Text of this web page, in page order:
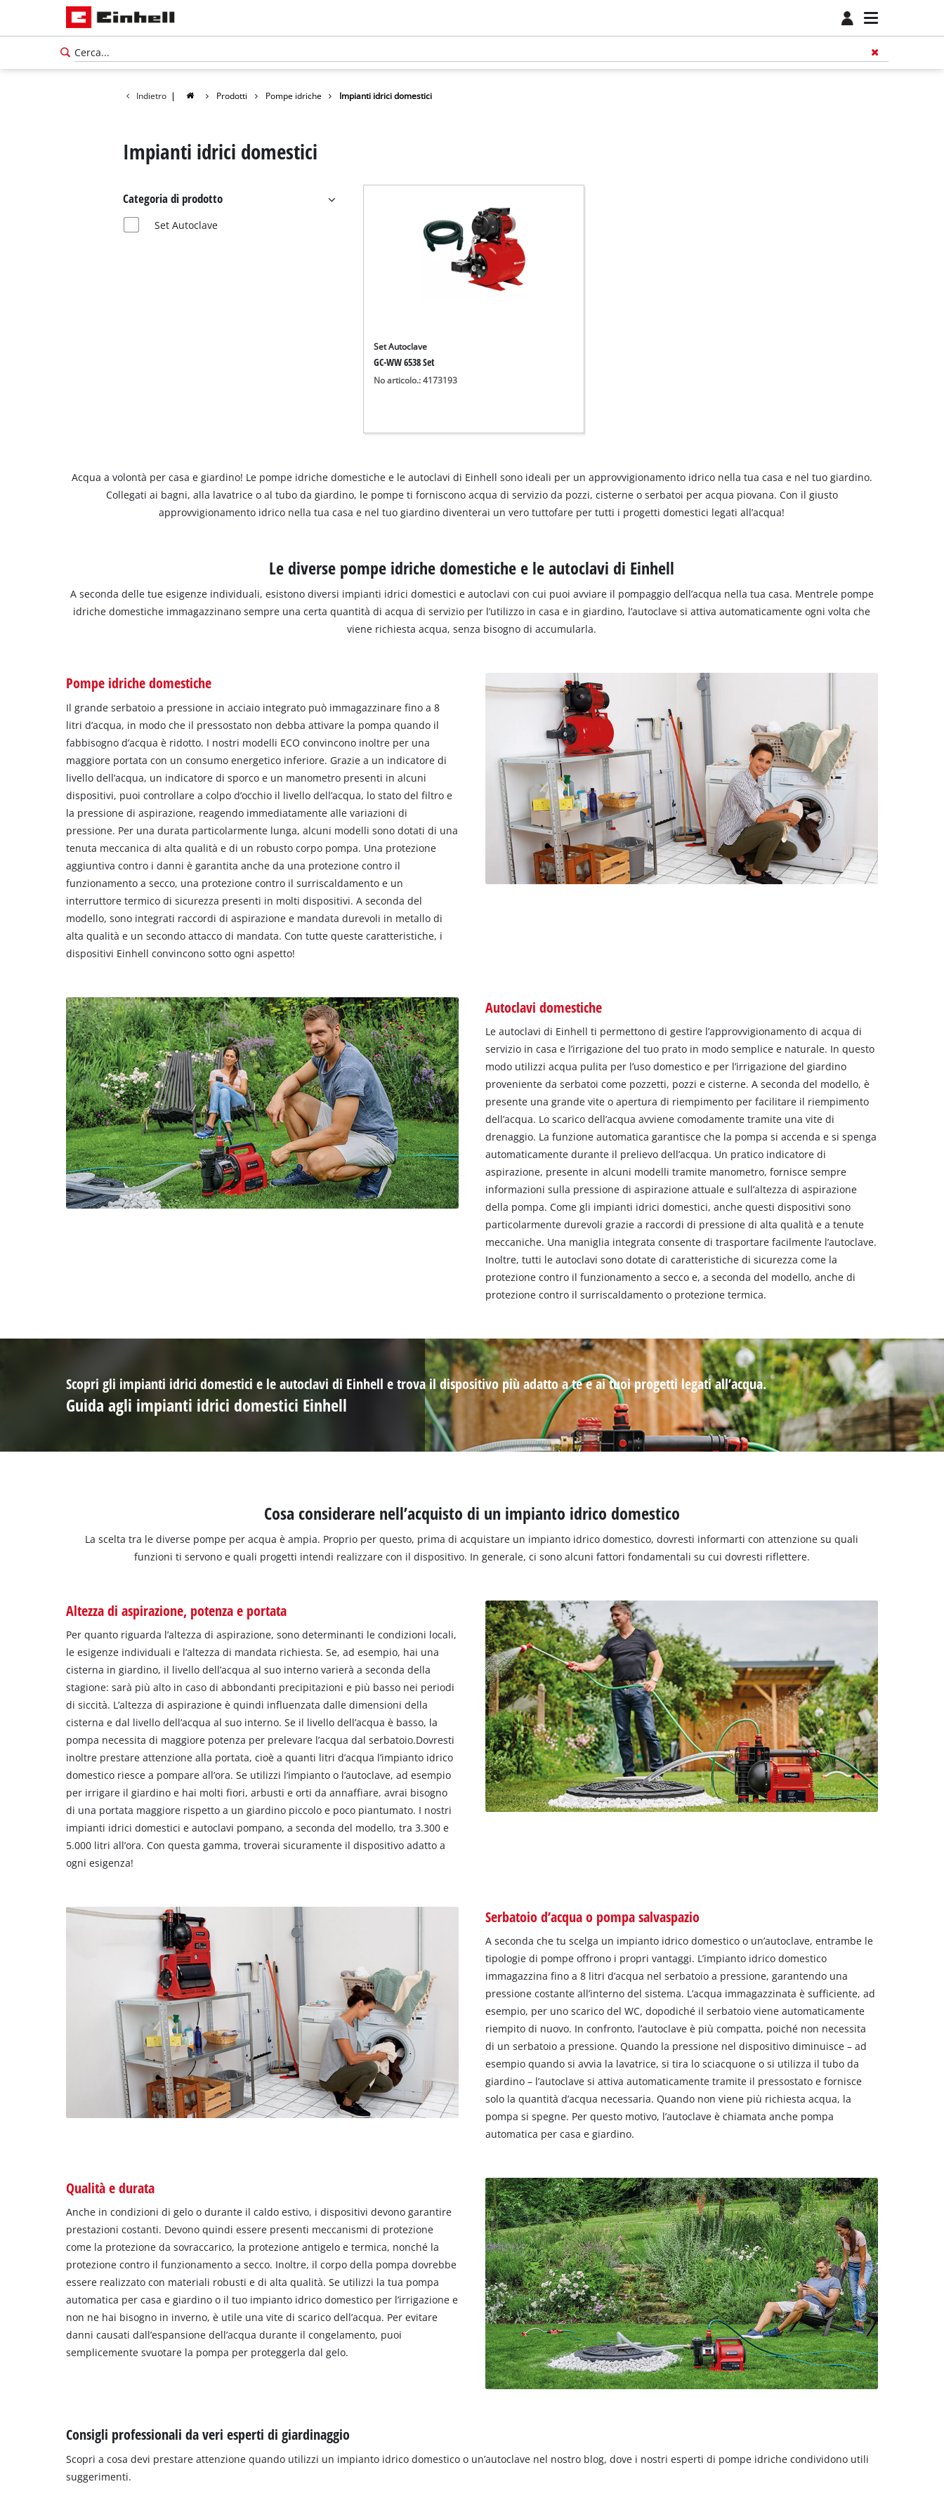
Indietro | Prodotti Pompe idriche Impianti idrici domestici
Impianti idrici domestici
Categoria di prodotto
Set Autoclave
Set Autoclave
GC-WW 6538 Set
No articolo.: 4173193
Acqua a volontà per casa e giardino! Le pompe idriche domestiche e le autoclavi di Einhell sono ideali per un approvvigionamento idrico nella tua casa e nel tuo giardino.
Collegati ai bagni, alla lavatrice o al tubo da giardino, le pompe ti forniscono acqua di servizio da pozzi, cisterne o serbatoi per acqua piovana. Con il giusto
approvvigionamento idrico nella tua casa e nel tuo giardino diventerai un vero tuttofare per tutti i progetti domestici legati all’acqua!
Le diverse pompe idriche domestiche e le autoclavi di Einhell
A seconda delle tue esigenze individuali, esistono diversi impianti idrici domestici e autoclavi con cui puoi avviare il pompaggio dell’acqua nella tua casa. Mentrele pompe
idriche domestiche immagazzinano sempre una certa quantità di acqua di servizio per l’utilizzo in casa e in giardino, l’autoclave si attiva automaticamente ogni volta che
viene richiesta acqua, senza bisogno di accumularla.
Pompe idriche domestiche
Il grande serbatoio a pressione in acciaio integrato può immagazzinare fino a 8
litri d’acqua, in modo che il pressostato non debba attivare la pompa quando il
fabbisogno d’acqua è ridotto. I nostri modelli ECO convincono inoltre per una
maggiore portata con un consumo energetico inferiore. Grazie a un indicatore di
livello dell’acqua, un indicatore di sporco e un manometro presenti in alcuni
dispositivi, puoi controllare a colpo d’occhio il livello dell’acqua, lo stato del filtro e
la pressione di aspirazione, reagendo immediatamente alle variazioni di
pressione. Per una durata particolarmente lunga, alcuni modelli sono dotati di una
tenuta meccanica di alta qualità e di un robusto corpo pompa. Una protezione
aggiuntiva contro i danni è garantita anche da una protezione contro il
funzionamento a secco, una protezione contro il surriscaldamento e un
interruttore termico di sicurezza presenti in molti dispositivi. A seconda del
modello, sono integrati raccordi di aspirazione e mandata durevoli in metallo di
alta qualità e un secondo attacco di mandata. Con tutte queste caratteristiche, i
dispositivi Einhell convincono sotto ogni aspetto!
Autoclavi domestiche
Le autoclavi di Einhell ti permettono di gestire l’approvvigionamento di acqua di
servizio in casa e l’irrigazione del tuo prato in modo semplice e naturale. In questo
modo utilizzi acqua pulita per l’uso domestico e per l’irrigazione del giardino
proveniente da serbatoi come pozzetti, pozzi e cisterne. A seconda del modello, è
presente una grande vite o apertura di riempimento per facilitare il riempimento
dell’acqua. Lo scarico dell’acqua avviene comodamente tramite una vite di
drenaggio. La funzione automatica garantisce che la pompa si accenda e si spenga
automaticamente durante il prelievo dell’acqua. Un pratico indicatore di
aspirazione, presente in alcuni modelli tramite manometro, fornisce sempre
informazioni sulla pressione di aspirazione attuale e sull’altezza di aspirazione
della pompa. Come gli impianti idrici domestici, anche questi dispositivi sono
particolarmente durevoli grazie a raccordi di pressione di alta qualità e a tenute
meccaniche. Una maniglia integrata consente di trasportare facilmente l’autoclave.
Inoltre, tutti le autoclavi sono dotate di caratteristiche di sicurezza come la
protezione contro il funzionamento a secco e, a seconda del modello, anche di
protezione contro il surriscaldamento o protezione termica.
Scopri gli impianti idrici domestici e le autoclavi di Einhell e trova il dispositivo più adatto a te e ai tuoi progetti legati all’acqua.
Guida agli impianti idrici domestici Einhell
Cosa considerare nell’acquisto di un impianto idrico domestico
La scelta tra le diverse pompe per acqua è ampia. Proprio per questo, prima di acquistare un impianto idrico domestico, dovresti informarti con attenzione su quali
funzioni ti servono e quali progetti intendi realizzare con il dispositivo. In generale, ci sono alcuni fattori fondamentali su cui dovresti riflettere.
Altezza di aspirazione, potenza e portata
Per quanto riguarda l’altezza di aspirazione, sono determinanti le condizioni locali,
le esigenze individuali e l’altezza di mandata richiesta. Se, ad esempio, hai una
cisterna in giardino, il livello dell’acqua al suo interno varierà a seconda della
stagione: sarà più alto in caso di abbondanti precipitazioni e più basso nei periodi
di siccità. L’altezza di aspirazione è quindi influenzata dalle dimensioni della
cisterna e dal livello dell’acqua al suo interno. Se il livello dell’acqua è basso, la
pompa necessita di maggiore potenza per prelevare l’acqua dal serbatoio.Dovresti
inoltre prestare attenzione alla portata, cioè a quanti litri d’acqua l’impianto idrico
domestico riesce a pompare all’ora. Se utilizzi l’impianto o l’autoclave, ad esempio
per irrigare il giardino e hai molti fiori, arbusti e orti da annaffiare, avrai bisogno
di una portata maggiore rispetto a un giardino piccolo e poco piantumato. I nostri
impianti idrici domestici e autoclavi pompano, a seconda del modello, tra 3.300 e
5.000 litri all’ora. Con questa gamma, troverai sicuramente il dispositivo adatto a
ogni esigenza!
Serbatoio d’acqua o pompa salvaspazio
A seconda che tu scelga un impianto idrico domestico o un’autoclave, entrambe le
tipologie di pompe offrono i propri vantaggi. L’impianto idrico domestico
immagazzina fino a 8 litri d’acqua nel serbatoio a pressione, garantendo una
pressione costante all’interno del sistema. L’acqua immagazzinata è sufficiente, ad
esempio, per uno scarico del WC, dopodiché il serbatoio viene automaticamente
riempito di nuovo. In confronto, l’autoclave è più compatta, poiché non necessita
di un serbatoio a pressione. Quando la pressione nel dispositivo diminuisce – ad
esempio quando si avvia la lavatrice, si tira lo sciacquone o si utilizza il tubo da
giardino – l’autoclave si attiva automaticamente tramite il pressostato e fornisce
solo la quantità d’acqua necessaria. Quando non viene più richiesta acqua, la
pompa si spegne. Per questo motivo, l’autoclave è chiamata anche pompa
automatica per casa e giardino.
Qualità e durata
Anche in condizioni di gelo o durante il caldo estivo, i dispositivi devono garantire
prestazioni costanti. Devono quindi essere presenti meccanismi di protezione
come la protezione da sovraccarico, la protezione antigelo e termica, nonché la
protezione contro il funzionamento a secco. Inoltre, il corpo della pompa dovrebbe
essere realizzato con materiali robusti e di alta qualità. Se utilizzi la tua pompa
automatica per casa e giardino o il tuo impianto idrico domestico per l’irrigazione e
non ne hai bisogno in inverno, è utile una vite di scarico dell’acqua. Per evitare
danni causati dall’espansione dell’acqua durante il congelamento, puoi
semplicemente svuotare la pompa per proteggerla dal gelo.
Consigli professionali da veri esperti di giardinaggio
Scopri a cosa devi prestare attenzione quando utilizzi un impianto idrico domestico o un’autoclave nel nostro blog, dove i nostri esperti di pompe idriche condividono utili
suggerimenti.